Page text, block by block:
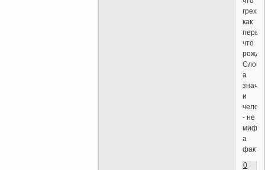
грех,
как
что
Слово,
а
значит
и
- не
миф,
а
факт!
0